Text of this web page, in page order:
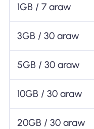
1GB / 7 araw
3GB / 30 araw
5GB / 30 araw
10GB / 30 araw
20GB / 30 araw